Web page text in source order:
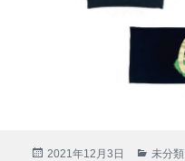
投
2021年12月3日
カ
未分類